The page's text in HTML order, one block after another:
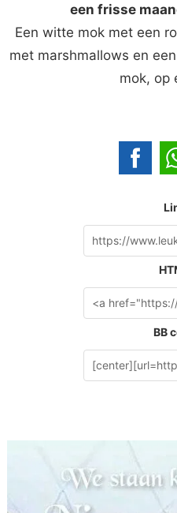
een frisse
Een witte mok met een
met marshmallows en
mok, op
BB